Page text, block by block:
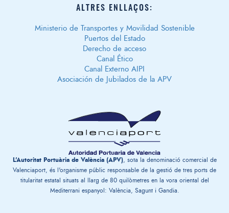
ALTRES ENLLAÇOS:
Ministerio de Transportes y Movilidad Sostenible
Puertos del Estado
Derecho de acceso
Canal Ético
Canal Externo AIPI
Asociación de Jubilados de la APV
L'Autoritat Portuària de València (APV), sota la denominació comercial de
Valenciaport, és l'organisme públic responsable de la gestió de tres ports de
titularitat estatal situats al llarg de 80 quilòmetres en la vora oriental del
Mediterrani espanyol: València, Sagunt i Gandia.